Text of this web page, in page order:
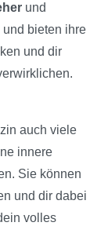
und
und bieten ihre
und dir
auch viele
innere
Sie können
und dir dabei
volles